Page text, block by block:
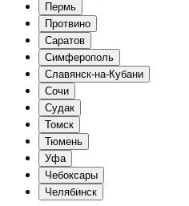
Пермь
Протвино
Саратов
Симферополь
Славянск-на-Кубани
Сочи
Судак
Томск
Тюмень
Уфа
Чебоксары
Челябинск